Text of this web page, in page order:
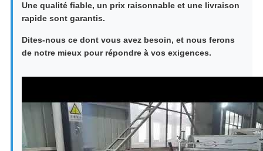
Une qualité fiable, un prix raisonnable et une livraison
rapide sont garantis.
Dites-nous ce dont vous avez besoin, et nous ferons
de notre mieux pour répondre à vos exigences.